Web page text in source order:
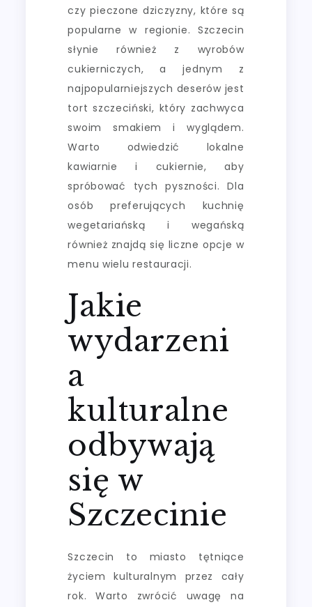
czy pieczone dziczyzny, które są
popularne w regionie. Szczecin
słynie również z wyrobów
cukierniczych, a jednym z
najpopularniejszych deserów jest
tort szczeciński, który zachwyca
swoim smakiem i wyglądem.
Warto odwiedzić lokalne
kawiarnie i cukiernie, aby
spróbować tych pyszności. Dla
osób preferujących kuchnię
wegetariańską i wegańską
również znajdą się liczne opcje w
menu wielu restauracji.
Jakie
wydarzeni
a
kulturalne
odbywają
się w
Szczecinie
Szczecin to miasto tętniące
życiem kulturalnym przez cały
rok. Warto zwrócić uwagę na